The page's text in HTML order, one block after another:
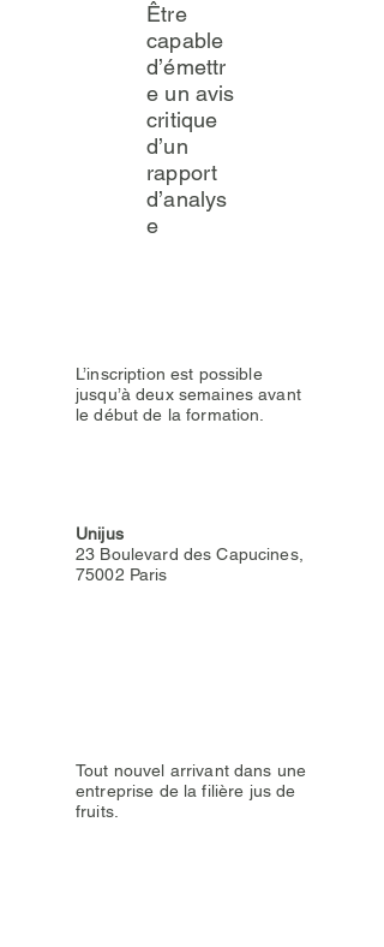
Être
capable
d’émettr
e un avis
critique
d’un
rapport
d’analys
e
L’inscription est possible
jusqu’à deux semaines avant
le début de la formation.
Unijus
23 Boulevard des Capucines,
75002 Paris
Tout nouvel arrivant dans une
entreprise de la filière jus de
fruits.